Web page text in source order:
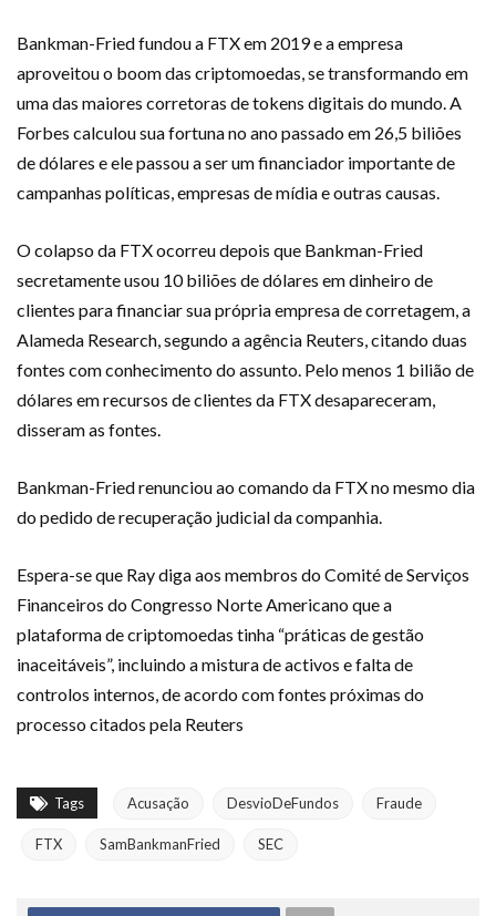
Bankman-Fried fundou a FTX em 2019 e a empresa
aproveitou o boom das criptomoedas, se transformando em
uma das maiores corretoras de tokens digitais do mundo. A
Forbes calculou sua fortuna no ano passado em 26,5 biliões
de dólares e ele passou a ser um financiador importante de
campanhas políticas, empresas de mídia e outras causas.
O colapso da FTX ocorreu depois que Bankman-Fried
secretamente usou 10 biliões de dólares em dinheiro de
clientes para financiar sua própria empresa de corretagem, a
Alameda Research, segundo a agência Reuters, citando duas
fontes com conhecimento do assunto. Pelo menos 1 bilião de
dólares em recursos de clientes da FTX desapareceram,
disseram as fontes.
Bankman-Fried renunciou ao comando da FTX no mesmo dia
do pedido de recuperação judicial da companhia.
Espera-se que Ray diga aos membros do Comité de Serviços
Financeiros do Congresso Norte Americano que a
plataforma de criptomoedas tinha “práticas de gestão
inaceitáveis”, incluindo a mistura de activos e falta de
controlos internos, de acordo com fontes próximas do
processo citados pela Reuters
Tags Acusação DesvioDeFundos Fraude
FTX SamBankmanFried SEC